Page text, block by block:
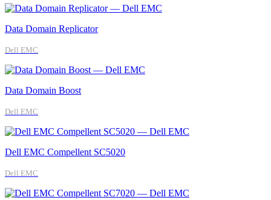
Data Domain Replicator
Dell EMC
Data Domain Boost
Dell EMC
Dell EMC Compellent SC5020
Dell EMC